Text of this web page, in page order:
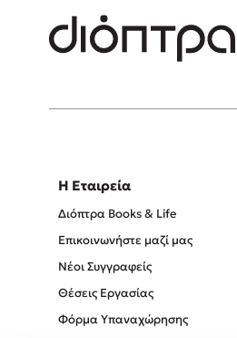
Η Εταιρεία
Διόπτρα Books & Life
Επικοινωνήστε μαζί μας
Νέοι Συγγραφείς
Θέσεις Εργασίας
Φόρμα Υπαναχώρησης